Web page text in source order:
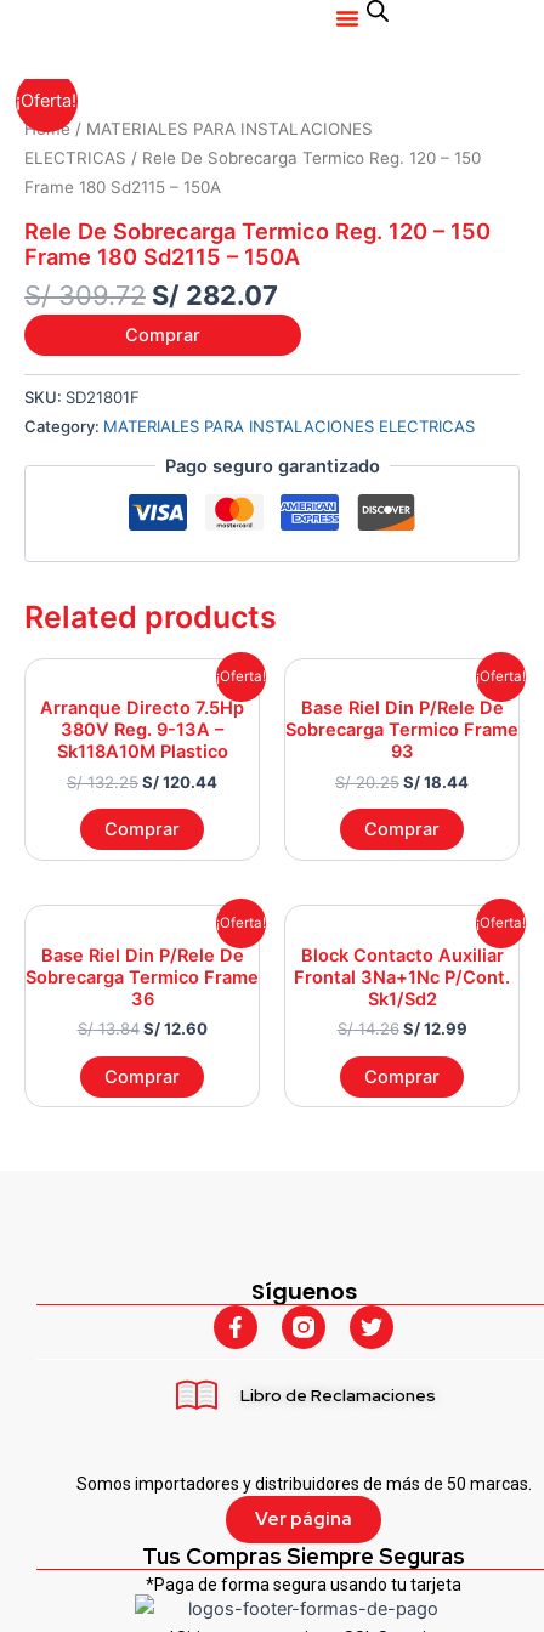
Menu
¡Oferta!
Home / MATERIALES PARA INSTALACIONES
ELECTRICAS / Rele De Sobrecarga Termico Reg. 120 – 150
Frame 180 Sd2115 – 150A
Rele De Sobrecarga Termico Reg. 120 – 150
Frame 180 Sd2115 – 150A
S/309.72
price
was:
S/ 309.72.
S/ 282.07
price
is:
Comprar
SKU: SD21801F
Category: MATERIALES PARA INSTALACIONES ELECTRICAS
Pago seguro garantizado
Related products
¡Oferta!
Arranque Directo 7.5Hp
380V Reg. 9-13A –
Sk118A10M Plastico
S/132.25
was:
S/ 132.25.
S/120.44
Current
price
is:
S/ 120.44.
Comprar
¡Oferta!
Base Riel Din P/Rele De
Sobrecarga Termico Frame
93
S/20.25
was:
S/ 20.25.
S/18.44
Current
price
is:
S/ 18.44.
Comprar
¡Oferta!
Base Riel Din P/Rele De
Sobrecarga Termico Frame
36
S/13.84
was:
S/ 13.84.
S/12.60
Current
price
is:
S/ 12.60.
Comprar
¡Oferta!
Block Contacto Auxiliar
Frontal 3Na+1Nc P/Cont.
Sk1/Sd2
S/14.26
was:
S/ 14.26.
S/12.99
Current
price
is:
S/ 12.99.
Comprar
Somos importadores y distribuidores de más de 50 marcas.
Ver página
Tus Compras Siempre Seguras
*Paga de forma segura usando tu tarjeta
Síguenos
F
a
b
-
T
w
t
Libro de Reclamaciones